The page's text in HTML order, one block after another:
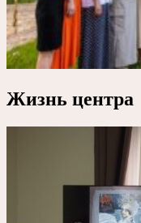
Жизнь центра